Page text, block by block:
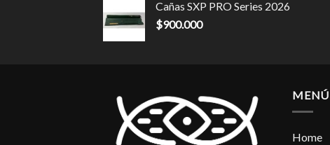
Cañas SXP PRO Series 2026
$900.000
MENÚ
Home